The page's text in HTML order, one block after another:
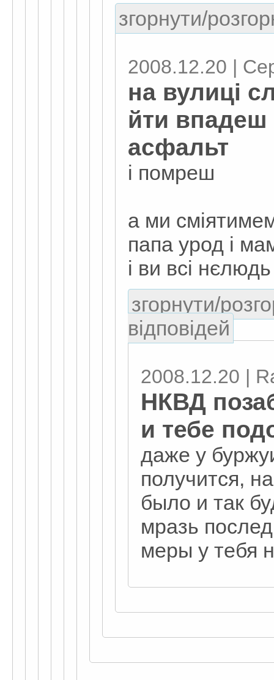
згорнути/
2008.12.20 |
на вулиці
йти
асфальт
і помреш
а ми
папа урод і
і ви всі нєлюдь
згорнути/
відповідей
2008.12.20 |
НКВД
и тебе
даже у
получится,
было и так
мразь
меры у тебя